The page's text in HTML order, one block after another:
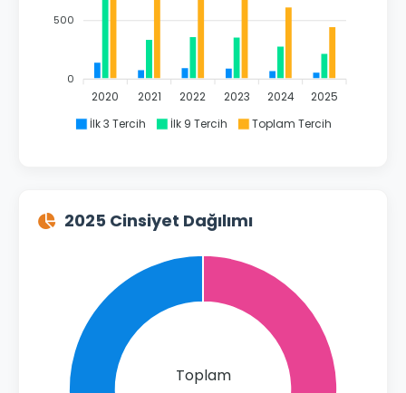
500
0
2020 2021 2022 2023 2024 2025
İlk 3 Tercih İlk 9 Tercih Toplam Tercih
2025 Cinsiyet Dağılımı
Toplam